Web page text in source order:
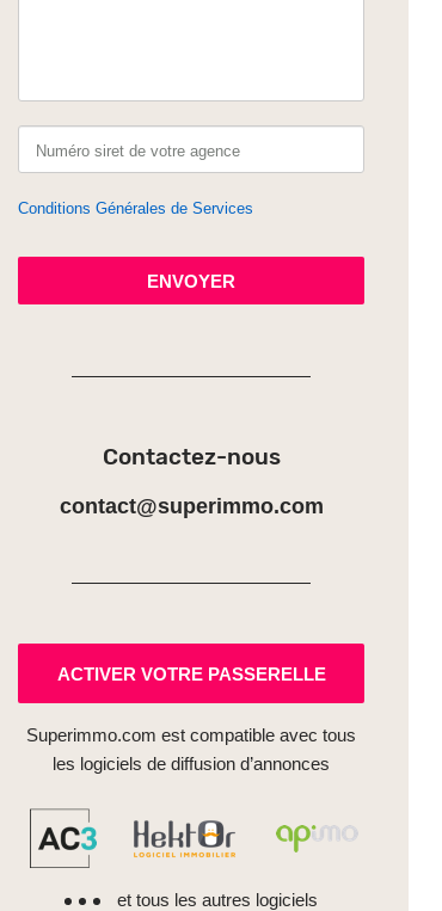
Conditions Générales de Services
ENVOYER
Contactez-nous
contact@superimmo.com
ACTIVER VOTRE PASSERELLE
Superimmo.com est compatible avec tous
les logiciels de diffusion d’annonces
et tous les autres logiciels